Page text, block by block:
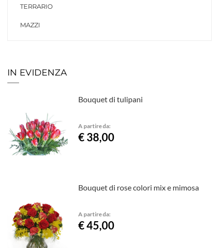
TERRARIO
MAZZI
IN EVIDENZA
Bouquet di tulipani
A partire da:
€ 38,00
Bouquet di rose colori mix e mimosa
A partire da:
€ 45,00